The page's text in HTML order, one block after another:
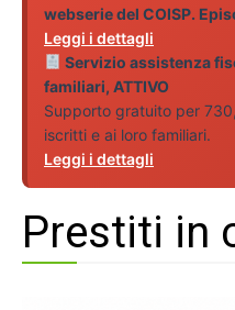
webserie del COISP.
Leggi i dettagli
Servizio assistenza
familiari, ATTIVO
Supporto gratuito per
iscritti e ai loro familiari.
Leggi i dettagli
Prestiti in